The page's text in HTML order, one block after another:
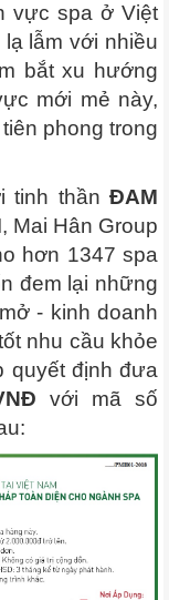
vực spa ở Việt
lạ lẫm với nhiều
bắt xu hướng
mới mẻ này,
phong trong
tinh thần ĐAM
, Mai Hân Group
hơn 1347 spa
đem lại những
- kinh doanh
nhu cầu khỏe
quyết định đưa
với mã số